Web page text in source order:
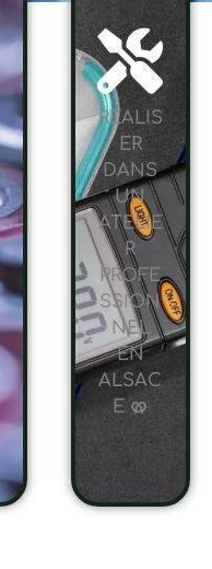
RÉALIS
ER
DANS
UN
ATELIE
R
PROFE
SSION
NEL
EN
ALSAC
E 🥨